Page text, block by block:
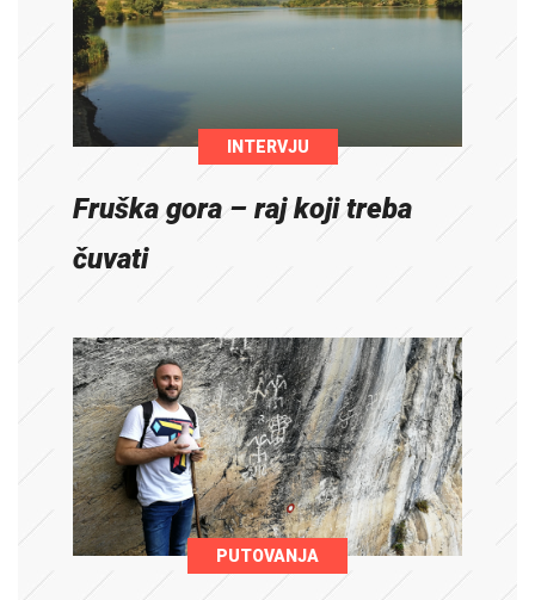
INTERVJU
Fruška gora – raj koji treba
čuvati
PUTOVANJA